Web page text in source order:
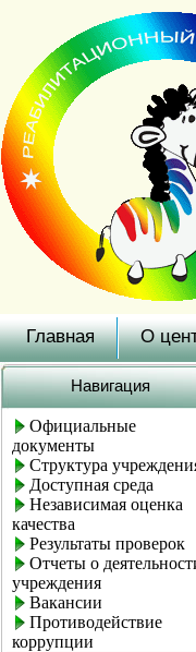
Главная О
Навигация
Официальные
документы
Структура
Доступная среда
Независимая оценка
качества
Результаты проверок
Отчеты о
учреждения
Вакансии
Противодействие
коррупции